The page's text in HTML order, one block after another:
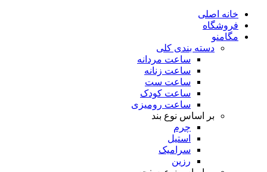
خانه اصلی
فروشگاه
مگامنو
دسته بندی کلی
ساعت مردانه
ساعت زنانه
ساعت ست
ساعت کودک
ساعت رومیزی
بر اساس نوع بند
چرم
استیل
سرامیک
رزین